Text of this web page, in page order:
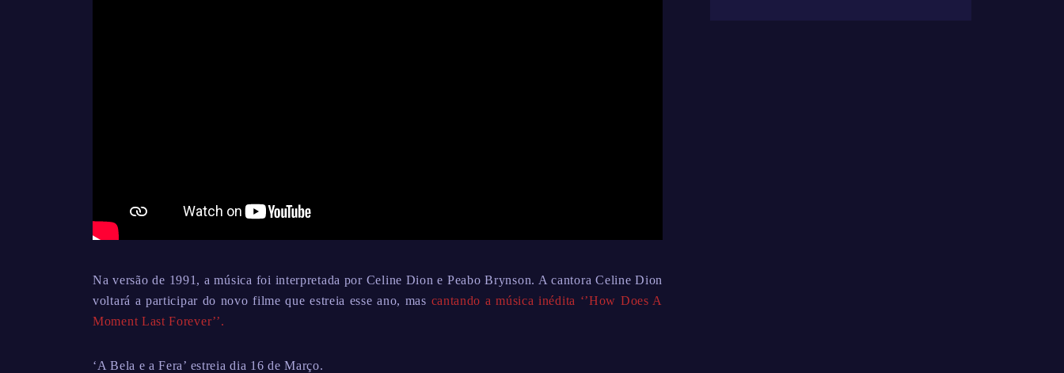
Na versão de 1991, a música foi interpretada por Celine Dion e Peabo Brynson. A cantora Celine Dion
voltará a participar do novo filme que estreia esse ano, mas cantando a música inédita ‘’How Does A
Moment Last Forever’’.
‘A Bela e a Fera’ estreia dia 16 de Março.